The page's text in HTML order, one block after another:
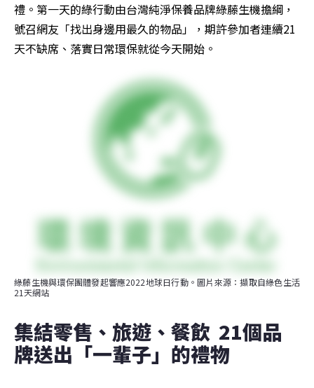
禮。第一天的綠行動由台灣純淨保養品牌綠藤生機擔綱，
號召網友「找出身邊用最久的物品」，期許參加者連續21
天不缺席、落實日常環保就從今天開始。
綠藤生機與環保團體發起響應2022地球日行動。圖片來源：擷取自綠色生活
21天網站
集結零售、旅遊、餐飲  21個品
牌送出「一輩子」的禮物